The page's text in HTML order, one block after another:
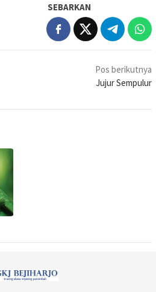
SEBARKAN
Pos berikutnya
Jujur Sempulur